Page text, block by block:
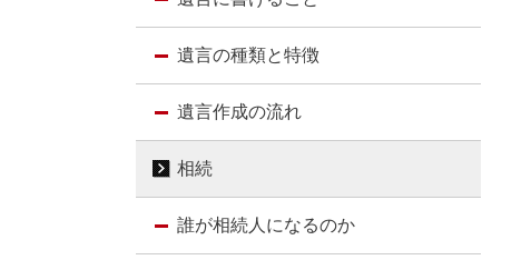
遺言の種類と特徴
遺言作成の流れ
相続
誰が相続人になるのか